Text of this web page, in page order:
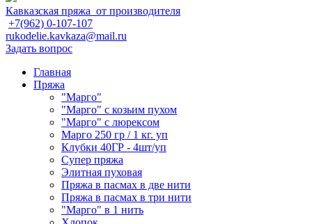
Кавказская пряжа от производителя
+7(962) 0-107-107
rukodelie.kavkaza@mail.ru
Задать вопрос
Главная
Пряжа
"Марго"
"Марго" с козьим пухом
"Марго" с люрексом
Марго 250 гр / 1 кг. уп
Клубки 40ГР - 4шт/уп
Cупер пряжа
Элитная пуховая
Пряжа в пасмах в две нити
Пряжа в пасмах в три нити
"Марго" в 1 нить